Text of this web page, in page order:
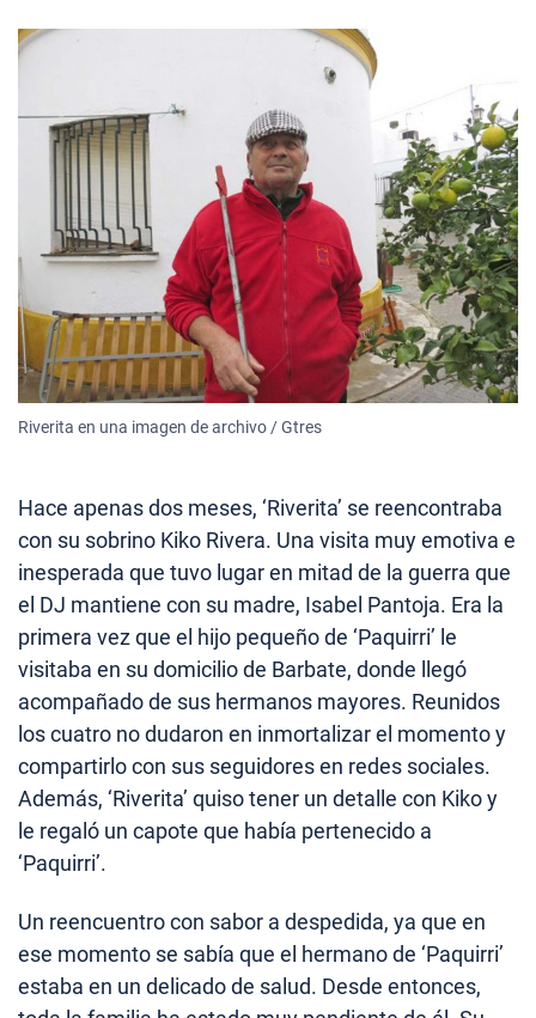
Riverita en una imagen de archivo / Gtres
Hace apenas dos meses, ‘Riverita’ se reencontraba
con su sobrino Kiko Rivera. Una visita muy emotiva e
inesperada que tuvo lugar en mitad de la guerra que
el DJ mantiene con su madre, Isabel Pantoja. Era la
primera vez que el hijo pequeño de ‘Paquirri’ le
visitaba en su domicilio de Barbate, donde llegó
acompañado de sus hermanos mayores. Reunidos
los cuatro no dudaron en inmortalizar el momento y
compartirlo con sus seguidores en redes sociales.
Además, ‘Riverita’ quiso tener un detalle con Kiko y
le regaló un capote que había pertenecido a
‘Paquirri’.
Un reencuentro con sabor a despedida, ya que en
ese momento se sabía que el hermano de ‘Paquirri’
estaba en un delicado de salud. Desde entonces,